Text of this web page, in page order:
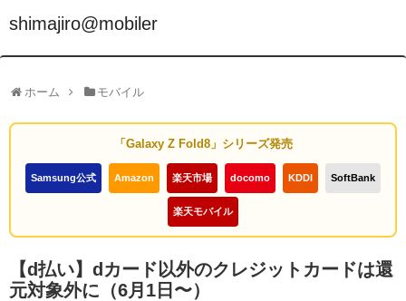
shimajiro@mobiler
ホーム モバイル
「Galaxy Z Fold8」シリーズ発売
Samsung公式 Amazon 楽天市場 docomo KDDI SoftBank
楽天モバイル
【d払い】dカード以外のクレジットカードは還
元対象外に（6月1日〜）